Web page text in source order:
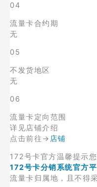
04
流量卡合约期
无
05
不发货地区
无
06
流量卡定向范围
详见店铺介绍
点击前往→ 店铺
172号卡官方温馨提示您
172号卡分销系统官方
流量卡归属地，且不得